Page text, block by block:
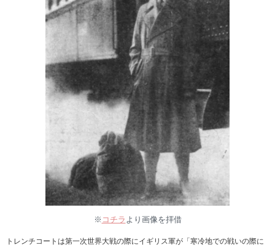
※ コチラ より画像を拝借
トレンチコートは第一次世界大戦の際にイギリス軍が「寒冷地での戦いの際に